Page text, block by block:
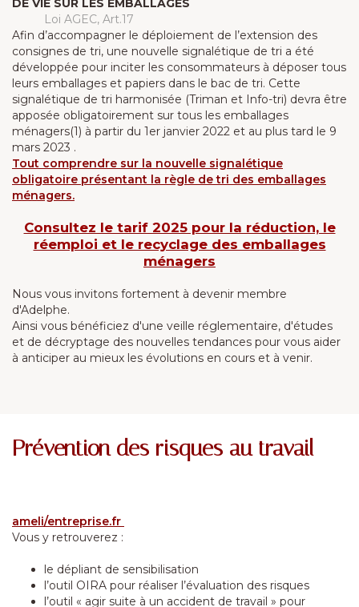
DE VIE SUR LES EMBALLAGES
Loi AGEC, Art.17
Afin d’accompagner le déploiement de l’extension des
consignes de tri, une nouvelle signalétique de tri a été
développée pour inciter les consommateurs à déposer tous
leurs emballages et papiers dans le bac de tri. Cette
signalétique de tri harmonisée (Triman et Info-tri) devra être
apposée obligatoirement sur tous les emballages
ménagers(1) à partir du 1er janvier 2022 et au plus tard le 9
mars 2023 .
Tout comprendre sur la nouvelle signalétique
obligatoire présentant la règle de tri des emballages
ménagers.
Consultez le tarif 2025 pour la réduction, le
réemploi et le recyclage des emballages
ménagers
Nous vous invitons fortement à devenir membre
d'Adelphe.
Ainsi vous bénéficiez d'une veille réglementaire, d'études
et de décryptage des nouvelles tendances pour vous aider
à anticiper au mieux les évolutions en cours et à venir.
Prévention des risques au travail
ameli/entreprise.fr
Vous y retrouverez :
le dépliant de sensibilisation
l’outil OIRA pour réaliser l’évaluation des risques
l’outil « agir suite à un accident de travail » pour